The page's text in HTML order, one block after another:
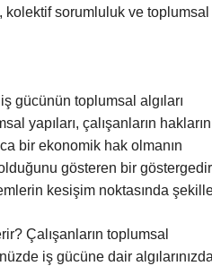
kolektif sorumluluk ve toplumsal
gücünün toplumsal algıları
yapıları, çalışanların
bir ekonomik hak olmanın
gösteren bir
kesişim noktasında
Çalışanların toplumsal
iş gücüne dair algılarınızda